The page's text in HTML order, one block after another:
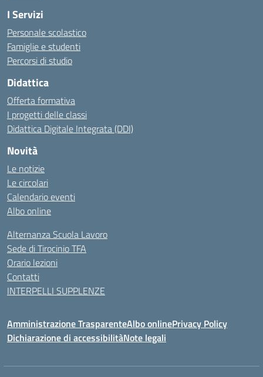
I Servizi
Personale scolastico
Famiglie e studenti
Percorsi di studio
Didattica
Offerta formativa
I progetti delle classi
Didattica Digitale Integrata (DDI)
Novità
Le notizie
Le circolari
Calendario eventi
Albo online
Alternanza Scuola Lavoro
Sede di Tirocinio TFA
Orario lezioni
Contatti
INTERPELLI SUPPLENZE
Amministrazione TrasparenteAlbo onlinePrivacy Policy
Dichiarazione di accessibilitàNote legali